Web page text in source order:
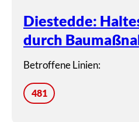
Diestedde:
durch
Betroffene Linien:
481